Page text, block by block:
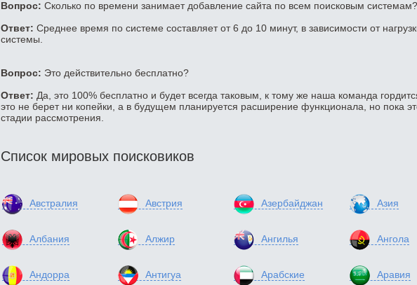
Вопрос: Сколько по времени занимает добавление сайта по всем поисковым системам?
Ответ: Среднее время по системе составляет от 6 до 10 минут, в зависимости от
системы.
Вопрос: Это действительно бесплатно?
Ответ: Да, это 100% бесплатно и будет всегда таковым, к тому же наша команда
это не берет ни копейки, а в будущем планируется расширение функционала, но пока
стадии рассмотрения.
Список мировых поисковиков
Австралия Австрия Азербайджан Азия
Албания Алжир Ангилья Ангола
Андорра Антигуа
Арабские
Аравия